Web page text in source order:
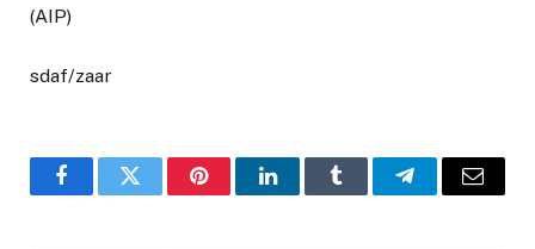
(AIP)
sdaf/zaar
FacebookTwitter PinterestLinkedInTumblr TelegramEmail